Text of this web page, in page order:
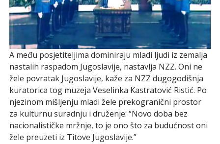
A među posjetiteljima dominiraju mladi ljudi iz zemalja
nastalih raspadom Jugoslavije, nastavlja NZZ. Oni ne
žele povratak Jugoslavije, kaže za NZZ dugogodišnja
kuratorica tog muzeja Veselinka Kastratović Ristić. Po
njezinom mišljenju mladi žele prekogranični prostor
za kulturnu suradnju i druženje: “Novo doba bez
nacionalističke mržnje, to je ono što za budućnost oni
žele preuzeti iz Titove Jugoslavije.”